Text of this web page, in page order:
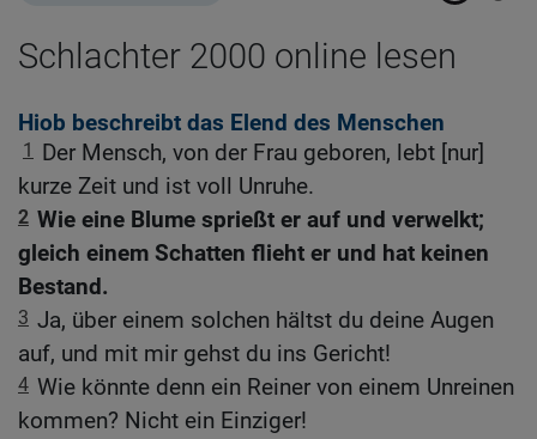
Schlachter 2000 online lesen
Hiob beschreibt das Elend des Menschen
1
Der Mensch, von der Frau geboren, lebt [nur]
kurze Zeit und ist voll Unruhe.
2 Wie eine Blume sprießt er auf und verwelkt;
gleich einem Schatten flieht er und hat keinen
Bestand.
3 Ja, über einem solchen hältst du deine Augen
auf, und mit mir gehst du ins Gericht!
4 Wie könnte denn ein Reiner von einem Unreinen
kommen? Nicht ein Einziger!